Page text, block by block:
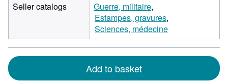
Seller catalogs
Guerre, militaire
Estampes, gravures
Sciences, médecine
Add to basket